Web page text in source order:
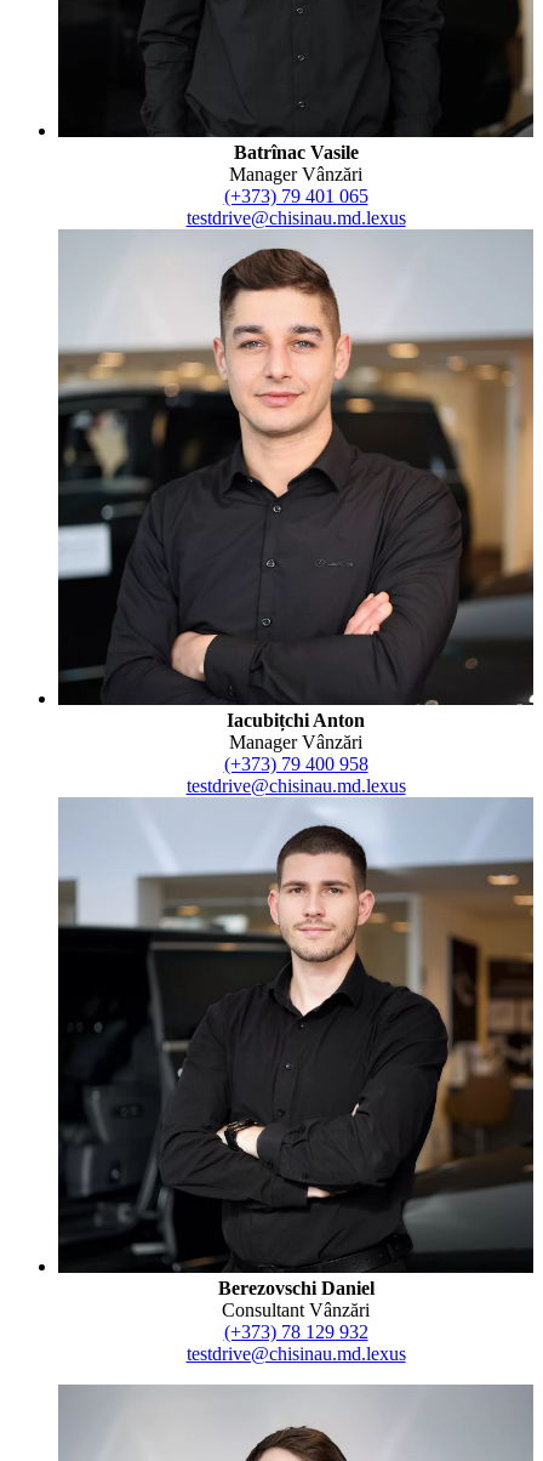
Batrînac Vasile
Manager Vânzări
(+373) 79 401 065
testdrive@chisinau.md.lexus
Iacubițchi Anton
Manager Vânzări
(+373) 79 400 958
testdrive@chisinau.md.lexus
Berezovschi Daniel
Consultant Vânzări
(+373) 78 129 932
testdrive@chisinau.md.lexus